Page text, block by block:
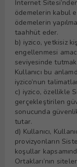
İnternet
ödemelerin kabul
ödemelerin
taahhüt eder.
b) iyzico, yetkisiz
engellenmesi
seviyesinde
Kullanıcı bu
iyzico’nun
c) iyzico, özellikle
gerçekleştirilen
sonucunda
tutar.
d) Kullanıcı,
provizyonların
koşullar
Ortakları’nın